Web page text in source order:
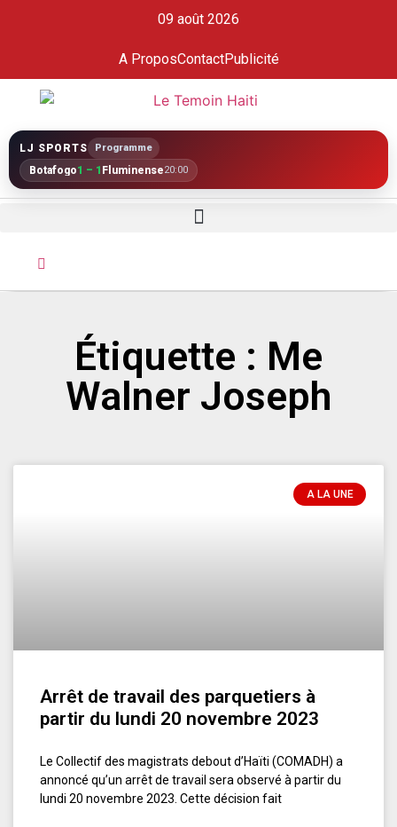
09 août 2026
A ProposContactPublicité
LJ SPORTS Programme
Botafogo1 – 1 Fluminense20:00
Étiquette : Me
Walner Joseph
A LA UNE
Arrêt de travail des parquetiers à
partir du lundi 20 novembre 2023
Le Collectif des magistrats debout d’Haïti (COMADH) a
annoncé qu’un arrêt de travail sera observé à partir du
lundi 20 novembre 2023. Cette décision fait